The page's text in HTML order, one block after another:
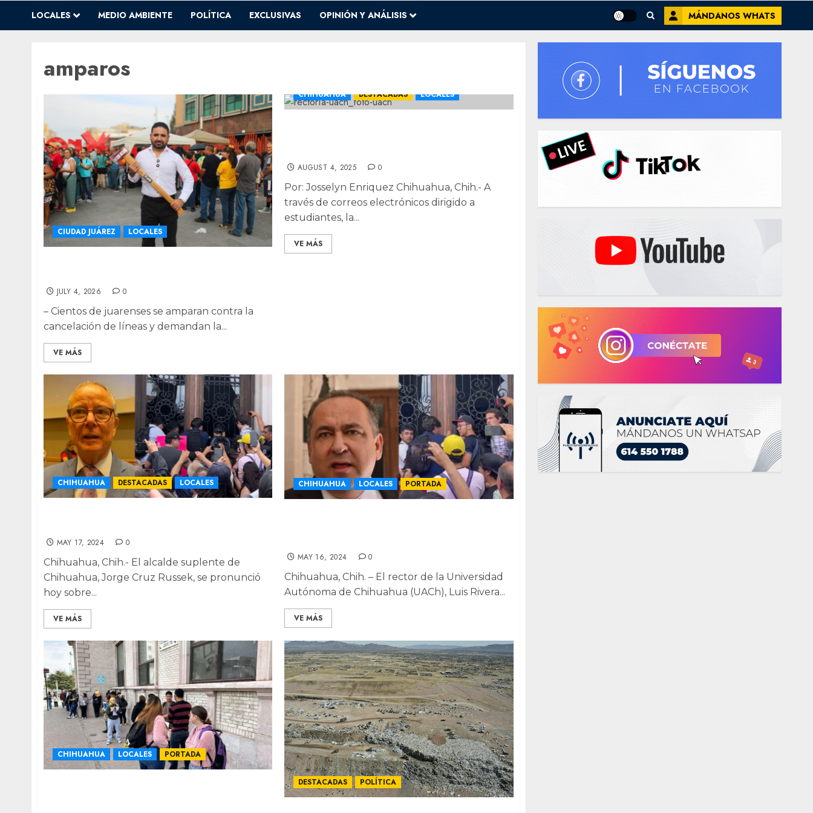
LOCALES MEDIO AMBIENTE POLÍTICA EXCLUSIVAS OPINIÓN Y ANÁLISIS MÁNDANOS WHATS
amparos
CIUDAD JUÁREZ LOCALES
JULY 4, 2026 0
– Cientos de juarenses se amparan contra la
cancelación de líneas y demandan la...
VE MÁS
CHIHUAHUA DESTACADAS LOCALES
AUGUST 4, 2025 0
Por: Josselyn Enriquez Chihuahua, Chih.- A
través de correos electrónicos dirigido a
estudiantes, la...
VE MÁS
CHIHUAHUA DESTACADAS LOCALES
MAY 17, 2024 0
Chihuahua, Chih.- El alcalde suplente de
Chihuahua, Jorge Cruz Russek, se pronunció
hoy sobre...
VE MÁS
CHIHUAHUA LOCALES PORTADA
MAY 16, 2024 0
Chihuahua, Chih. – El rector de la Universidad
Autónoma de Chihuahua (UACh), Luis Rivera...
VE MÁS
CHIHUAHUA LOCALES PORTADA
DESTACADAS POLÍTICA